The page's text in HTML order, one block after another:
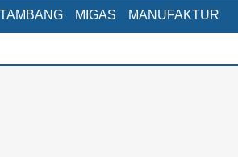
TAMBANG MIGAS MANUFAKTUR